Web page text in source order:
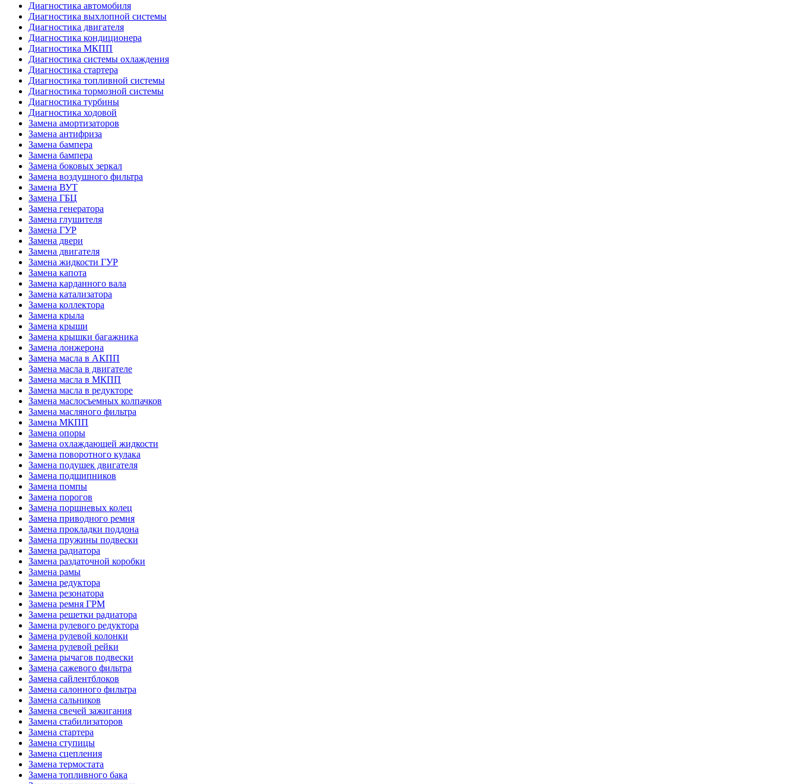
Диагностика автомобиля
Диагностика выхлопной системы
Диагностика двигателя
Диагностика кондиционера
Диагностика МКПП
Диагностика системы охлаждения
Диагностика стартера
Диагностика топливной системы
Диагностика тормозной системы
Диагностика турбины
Диагностика ходовой
Замена амортизаторов
Замена антифриза
Замена бампера
Замена бампера
Замена боковых зеркал
Замена воздушного фильтра
Замена ВУТ
Замена ГБЦ
Замена генератора
Замена глушителя
Замена ГУР
Замена двери
Замена двигателя
Замена жидкости ГУР
Замена капота
Замена карданного вала
Замена катализатора
Замена коллектора
Замена крыла
Замена крыши
Замена крышки багажника
Замена лонжерона
Замена масла в АКПП
Замена масла в двигателе
Замена масла в МКПП
Замена масла в редукторе
Замена маслосъемных колпачков
Замена масляного фильтра
Замена МКПП
Замена опоры
Замена охлаждающей жидкости
Замена поворотного кулака
Замена подушек двигателя
Замена подшипников
Замена помпы
Замена порогов
Замена поршневых колец
Замена приводного ремня
Замена прокладки поддона
Замена пружины подвески
Замена радиатора
Замена раздаточной коробки
Замена рамы
Замена редуктора
Замена резонатора
Замена ремня ГРМ
Замена решетки радиатора
Замена рулевого редуктора
Замена рулевой колонки
Замена рулевой рейки
Замена рычагов подвески
Замена сажевого фильтра
Замена сайлентблоков
Замена салонного фильтра
Замена сальников
Замена свечей зажигания
Замена стабилизаторов
Замена стартера
Замена ступицы
Замена сцепления
Замена термостата
Замена топливного бака